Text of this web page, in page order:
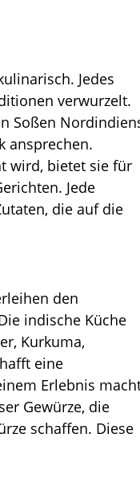
Jedes
verwurzelt.
Soßen
ansprechen.
wird, bietet sie für
Jede
die auf die
den
indische Küche
Kurkuma,
eine
Erlebnis
Gewürze, die
schaffen. Diese